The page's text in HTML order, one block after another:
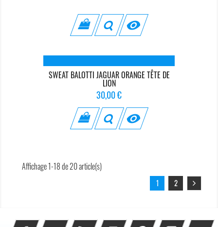

SWEAT BALOTTI JAGUAR ORANGE TÊTE DE
LION
Prix
30,00 €

Affichage 1-18 de 20 article(s)
1 2